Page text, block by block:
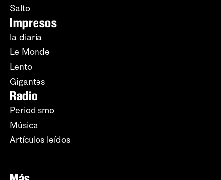
Salto
Impresos
la diaria
Le Monde
Lento
Gigantes
Radio
Periodismo
Música
Artículos leídos